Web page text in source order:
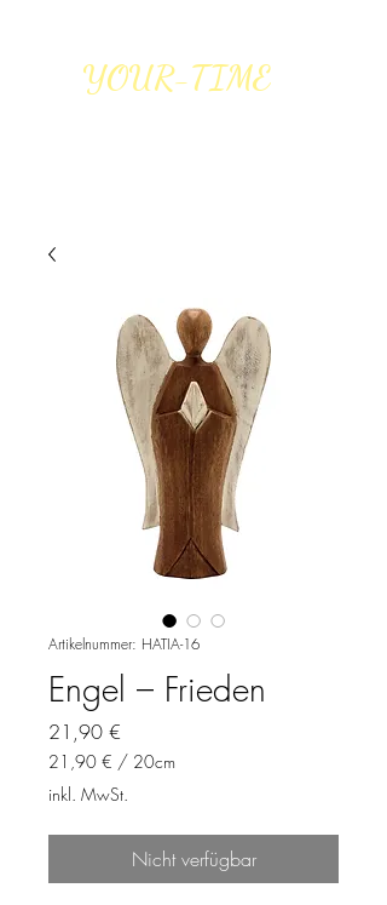
YOUR-TIME
Artikelnummer: HATIA-16
Engel – Frieden
21,90 €
21,90 € / 20cm
21,90 €
pro
20
inkl. MwSt.
Nicht verfügbar